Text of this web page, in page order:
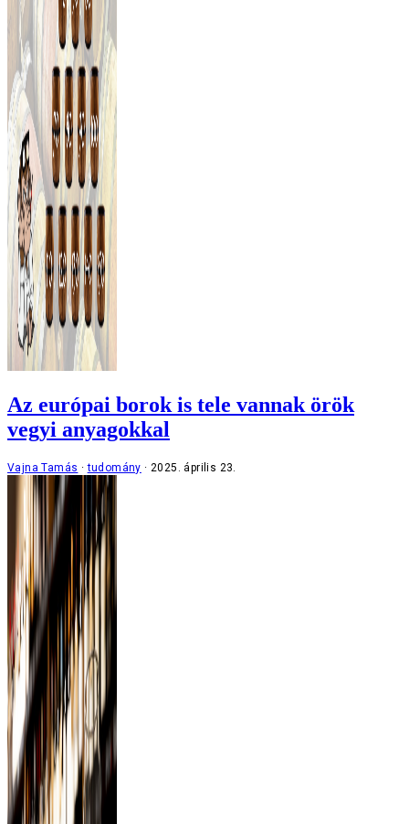
Az európai borok is tele vannak örök
vegyi anyagokkal
Vajna Tamás tudomány 2025. április 23.